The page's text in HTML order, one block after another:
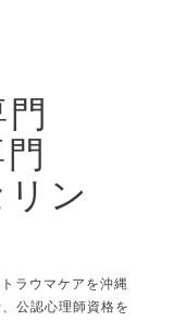
ン
ラウマケアを沖縄
公認心理師資格を